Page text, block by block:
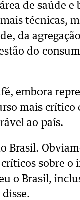
de saúde e
técnicas,
da
do
embora
mais crítico
ao país.
Brasil.
sobre o
o Brasil,